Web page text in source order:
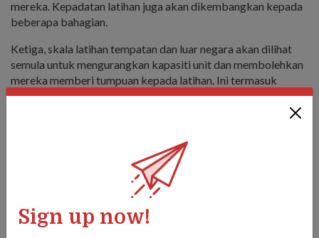
Sign up now!
mereka. Kepadatan latihan juga akan dikembangkan kepada
beberapa bahagian.
Ketiga, skala latihan tempatan dan luar negara akan dilihat
semula untuk mengurangkan kapasiti unit dan membolehkan
mereka memberi tumpuan kepada latihan. Ini termasuk
latihan seperti Latihan Wallaby, yang diadakan di Australia.
kepimpinan tertinggi SAF. Kolonel (COL) (NS) Christopher
Foo, Panglima Briged Ibu Pejabat Briged Infantri 22
Singapura, gembira mengetahui bahawa para pemimpin SAF
kanan bersedia untuk melihat semula proses dan prosedur
yang berkaitan dengan keselamatan, dan juga mentakrifkan
"kejayaan misi" untuk memberi penekanan kepada operasi